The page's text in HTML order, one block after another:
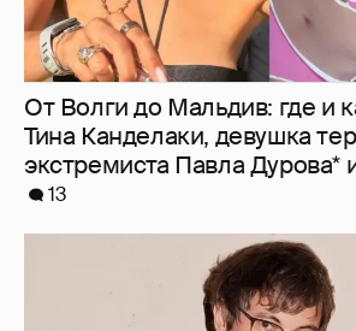
Александр Терехов должен